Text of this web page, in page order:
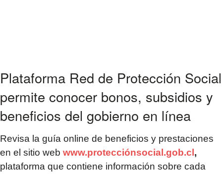
Plataforma Red de Protección Social
permite conocer bonos, subsidios y
beneficios del gobierno en línea
Revisa la guía online de beneficios y prestaciones
en el sitio web www.protecciónsocial.gob.cl ,
plataforma que contiene información sobre cada